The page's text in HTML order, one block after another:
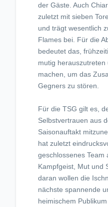
der Gäste. Auch
zuletzt mit sieben
und trägt wesentlich
Flames bei. Für die
bedeutet das,
mutig
machen, um das
Gegners zu stören.
Für die TSG gilt es,
Selbstvertrauen aus
Saisonauftakt
hat zuletzt
geschlossenes Team
Kampfgeist, Mut und
daran wollen die
nächste spannende
heimischem